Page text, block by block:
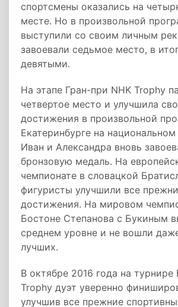
спортсмены оказались на
месте. Но в произвольной
выступили со своим личным
завоевали седьмое место, в
девятыми.
На этапе Гран-при NHK Trophy
четвертое место и улучшила
достижения в произвольной
Екатеринбурге на
Иван и Александра вновь
бронзовую медаль. На
чемпионате в словацкой
фигуристы улучшили все
достижения. На мировом
Бостоне Степанова с Букиным
среднем уровне и не вошли
лучших.
В октябре 2016 года на турнире
Trophy дуэт уверенно
улучшив все прежние